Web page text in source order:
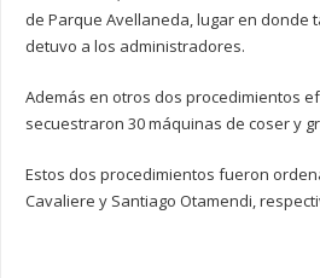
de Parque Avellaneda, lugar en donde
detuvo a los administradores.
Además en otros dos procedimientos
secuestraron 30 máquinas de coser y
Estos dos procedimientos fueron
Cavaliere y Santiago Otamendi,